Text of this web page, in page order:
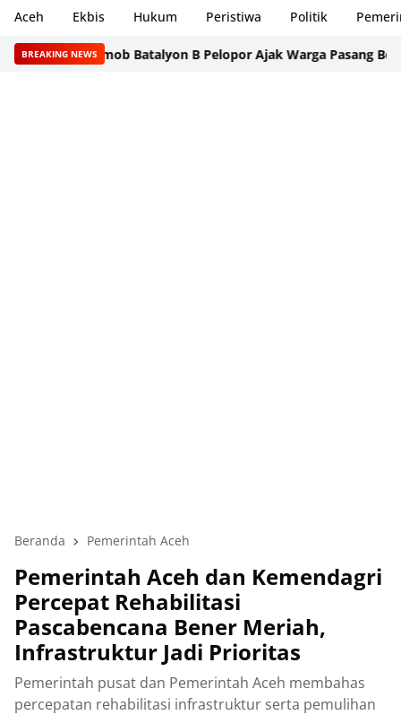
Aceh Ekbis Hukum Peristiwa Politik
BREAKING NEWS
Brimob Batalyon B Pelopor Ajak Warga Pasang Bendera
Beranda Pemerintah Aceh
Pemerintah Aceh dan Kemendagri
Percepat Rehabilitasi
Pascabencana Bener Meriah,
Infrastruktur Jadi Prioritas
Pemerintah pusat dan Pemerintah Aceh membahas
percepatan rehabilitasi infrastruktur serta pemulihan